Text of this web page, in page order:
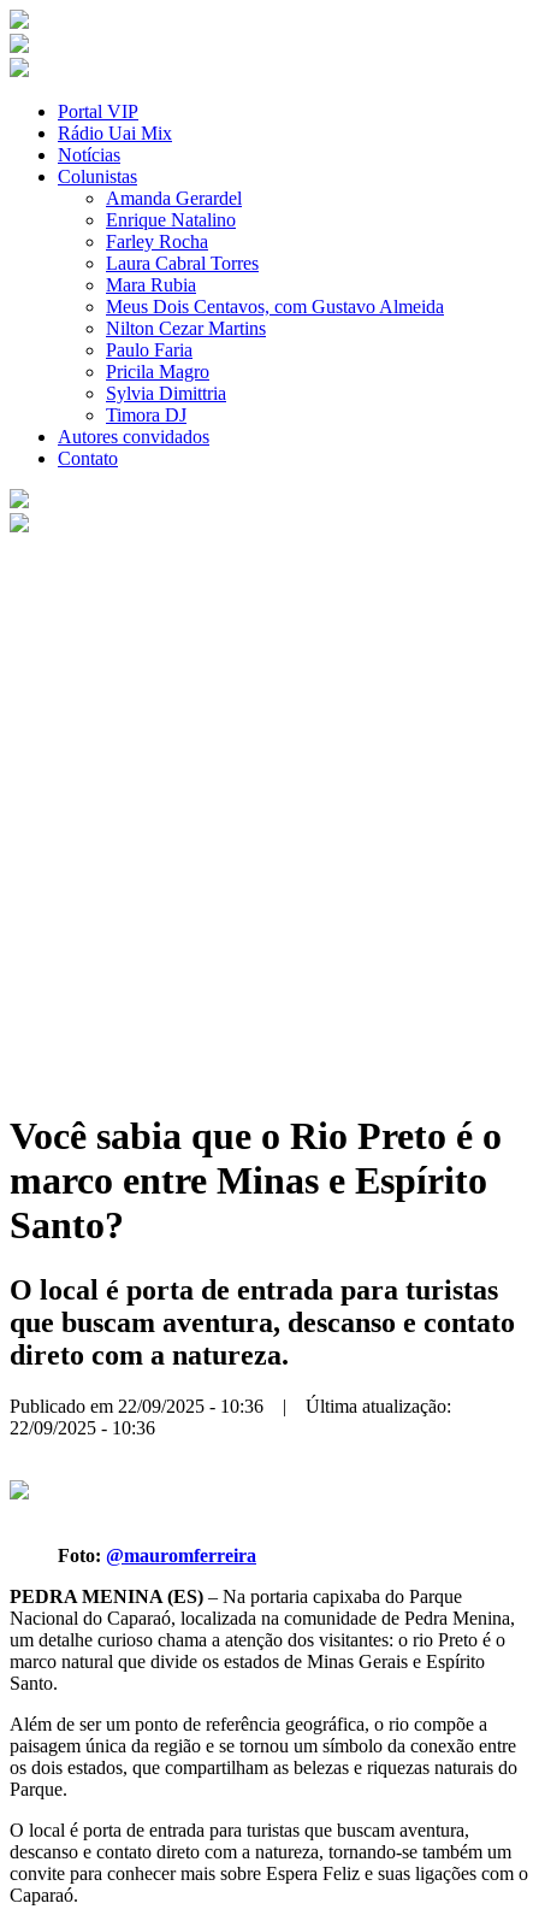
Portal VIP
Rádio Uai Mix
Notícias
Colunistas
Amanda Gerardel
Enrique Natalino
Farley Rocha
Laura Cabral Torres
Mara Rubia
Meus Dois Centavos, com Gustavo Almeida
Nilton Cezar Martins
Paulo Faria
Pricila Magro
Sylvia Dimittria
Timora DJ
Autores convidados
Contato
Você sabia que o Rio Preto é o
marco entre Minas e Espírito
Santo?
O local é porta de entrada para turistas
que buscam aventura, descanso e contato
direto com a natureza.
Publicado em 22/09/2025 - 10:36 | Última atualização:
22/09/2025 - 10:36
Foto: @mauromferreira
PEDRA MENINA (ES) – Na portaria capixaba do Parque
Nacional do Caparaó, localizada na comunidade de Pedra Menina,
um detalhe curioso chama a atenção dos visitantes: o rio Preto é o
marco natural que divide os estados de Minas Gerais e Espírito
Santo.
Além de ser um ponto de referência geográfica, o rio compõe a
paisagem única da região e se tornou um símbolo da conexão entre
os dois estados, que compartilham as belezas e riquezas naturais do
Parque.
O local é porta de entrada para turistas que buscam aventura,
descanso e contato direto com a natureza, tornando-se também um
convite para conhecer mais sobre Espera Feliz e suas ligações com o
Caparaó.